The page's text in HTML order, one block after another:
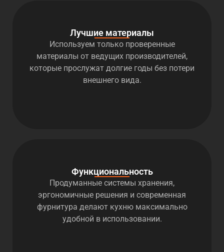
Лучшие материалы
Используем только проверенные
материалы от ведущих производителей,
которые прослужат долгие годы без потери
внешнего вида.
Функциональность
Продуманные системы хранения,
эргономичные решения и современная
фурнитура делают кухню максимально
удобной в использовании.